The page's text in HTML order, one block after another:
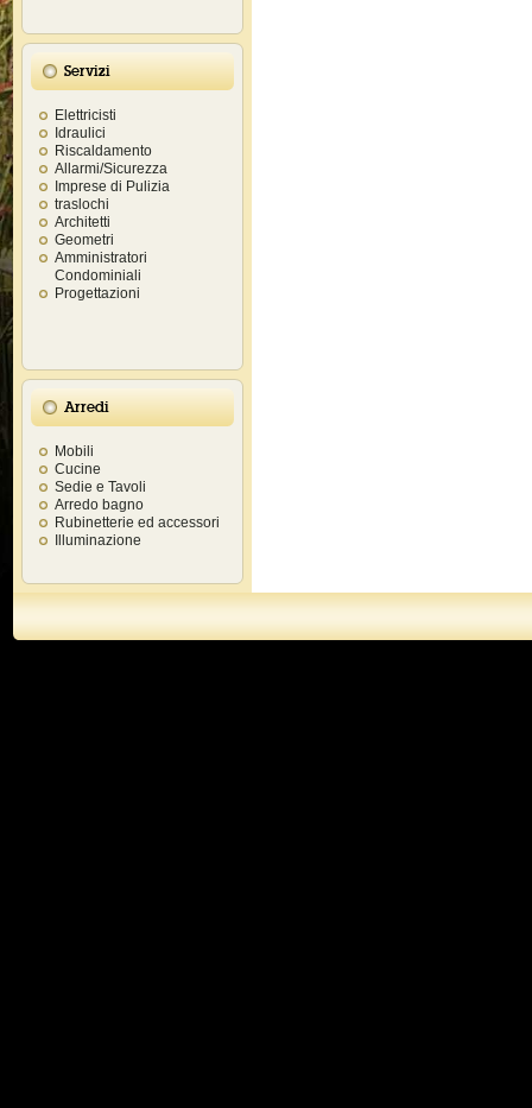
Servizi
Elettricisti
Idraulici
Riscaldamento
Allarmi/Sicurezza
Imprese di Pulizia
traslochi
Architetti
Geometri
Amministratori
Condominiali
Progettazioni
Arredi
Mobili
Cucine
Sedie e Tavoli
Arredo bagno
Rubinetterie ed accessori
Illuminazione